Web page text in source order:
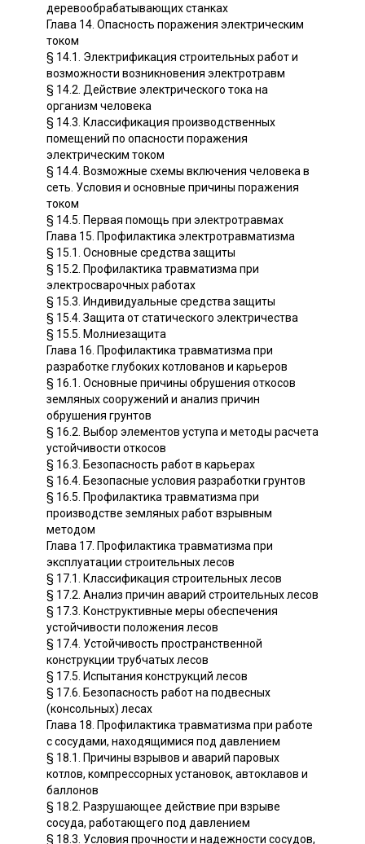
деревообрабатывающих станках
Глава 14. Опасность поражения электрическим
током
§ 14.1. Электрификация строительных работ и
возможности возникновения электротравм
§ 14.2. Действие электрического тока на
организм человека
§ 14.3. Классификация производственных
помещений по опасности поражения
электрическим током
§ 14.4. Возможные схемы включения человека в
сеть. Условия и основные причины поражения
током
§ 14.5. Первая помощь при электротравмах
Глава 15. Профилактика электротравматизма
§ 15.1. Основные средства защиты
§ 15.2. Профилактика травматизма при
электросварочных работах
§ 15.3. Индивидуальные средства защиты
§ 15.4. Защита от статического электричества
§ 15.5. Молниезащита
Глава 16. Профилактика травматизма при
разработке глубоких котлованов и карьеров
§ 16.1. Основные причины обрушения откосов
земляных сооружений и анализ причин
обрушения грунтов
§ 16.2. Выбор элементов уступа и методы расчета
устойчивости откосов
§ 16.3. Безопасность работ в карьерах
§ 16.4. Безопасные условия разработки грунтов
§ 16.5. Профилактика травматизма при
производстве земляных работ взрывным
методом
Глава 17. Профилактика травматизма при
эксплуатации строительных лесов
§ 17.1. Классификация строительных лесов
§ 17.2. Анализ причин аварий строительных лесов
§ 17.3. Конструктивные меры обеспечения
устойчивости положения лесов
§ 17.4. Устойчивость пространственной
конструкции трубчатых лесов
§ 17.5. Испытания конструкций лесов
§ 17.6. Безопасность работ на подвесных
(консольных) лесах
Глава 18. Профилактика травматизма при работе
с сосудами, находящимися под давлением
§ 18.1. Причины взрывов и аварий паровых
котлов, компрессорных установок, автоклавов и
баллонов
§ 18.2. Разрушающее действие при взрыве
сосуда, работающего под давлением
§ 18.3. Условия прочности и надежности сосудов,